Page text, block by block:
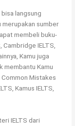
langsung
merupakan sumber
membeli buku-
Cambridge IELTS,
Kamu juga
membantu Kamu
Common Mistakes
Kamus IELTS,
IELTS dari